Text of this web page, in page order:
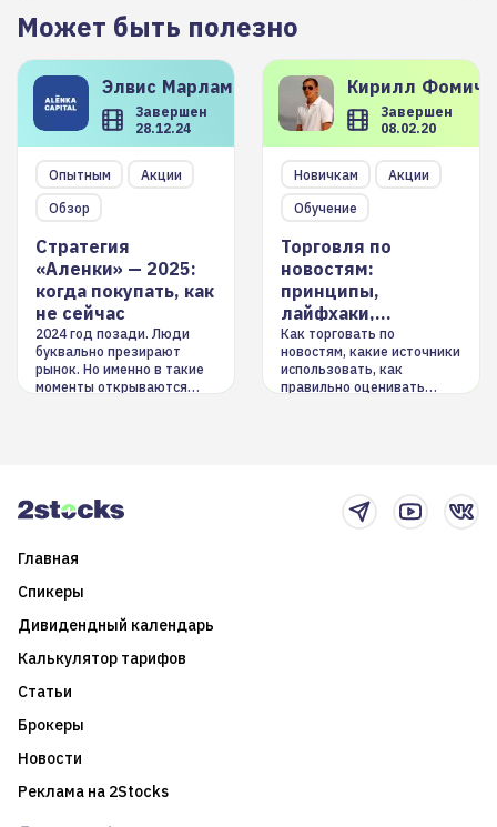
Может быть полезно
Элвис Марламов
Завершен
28.12.24
Опытным
Акции
Обзор
Стратегия
«Аленки» — 2025:
когда покупать, как
не сейчас
2024 год позади. Люди
буквально презирают
рынок. Но именно в такие
моменты открываются
Кирилл
Завершен
08.02.20
Новичкам
Акции
Обучение
Торговля по
новостям:
принципы,
лайфхаки,
инструменты
Как торговать по
новостям, какие источники
использовать, как
правильно оценивать
Главная
Спикеры
Дивидендный календарь
Калькулятор тарифов
Статьи
Брокеры
Новости
Реклама на 2Stocks